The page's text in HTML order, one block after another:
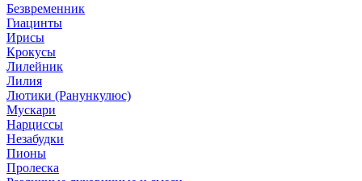
Безвременник
Гиацинты
Ирисы
Крокусы
Лилейник
Лилия
Лютики (Ранункулюс)
Мускари
Нарцисcы
Незабудки
Пионы
Пролеска